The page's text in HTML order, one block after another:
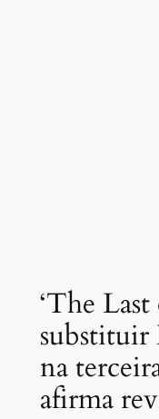
‘The
substituir
na
afirma